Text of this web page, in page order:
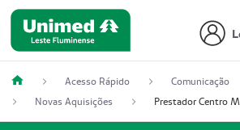
Acesso Rápido
Comunicação
Novas Aquisições